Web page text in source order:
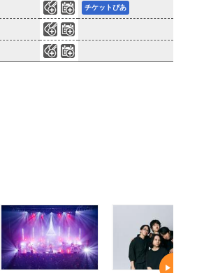
0 チケットぴあ
0
0